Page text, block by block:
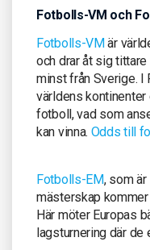
Fotbolls-VM och
Fotbolls-VMär
och drar åt sig
minst från Sverige.
världens
fotboll, vad som
kan vinna. Odds till
Fotbolls-EM, som är
mästerskap
Här möter Europas
lagsturnering där de